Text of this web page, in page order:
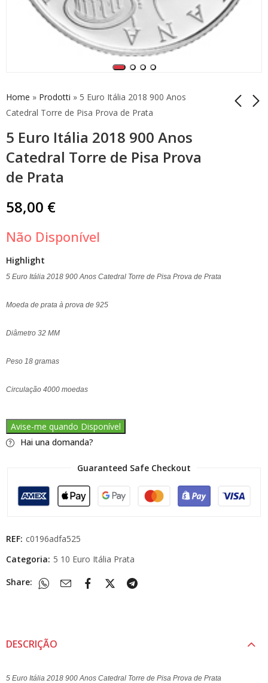
Home » Prodotti » 5 Euro Itália 2018 900 Anos
Catedral Torre de Pisa Prova de Prata
5 Euro Itália 2018 900 Anos
Catedral Torre de Pisa Prova
de Prata
5 Euro Itália 2017 60
Anos Fiat 500 Prata
Fdc
5 Euro Vaticano 2024
Bimetálico Francesco
Petrarca Proof
58,00 €
Não Disponível
Highlight
5 Euro Itália 2018 900 Anos Catedral Torre de Pisa Prova de Prata
Moeda de prata à prova de 925
Diâmetro 32 MM
Peso 18 gramas
Circulação 4000 moedas
Avise-me quando Disponível
Hai una domanda?
Guaranteed Safe Checkout
REF: c0196adfa525
Categoria: 5 10 Euro Itália Prata
Share:
DESCRIÇÃO
5 Euro Itália 2018 900 Anos Catedral Torre de Pisa Prova de Prata